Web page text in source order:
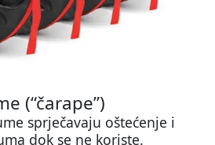
(“čarape”)
sprječavaju oštećenje i
dok se ne koriste.